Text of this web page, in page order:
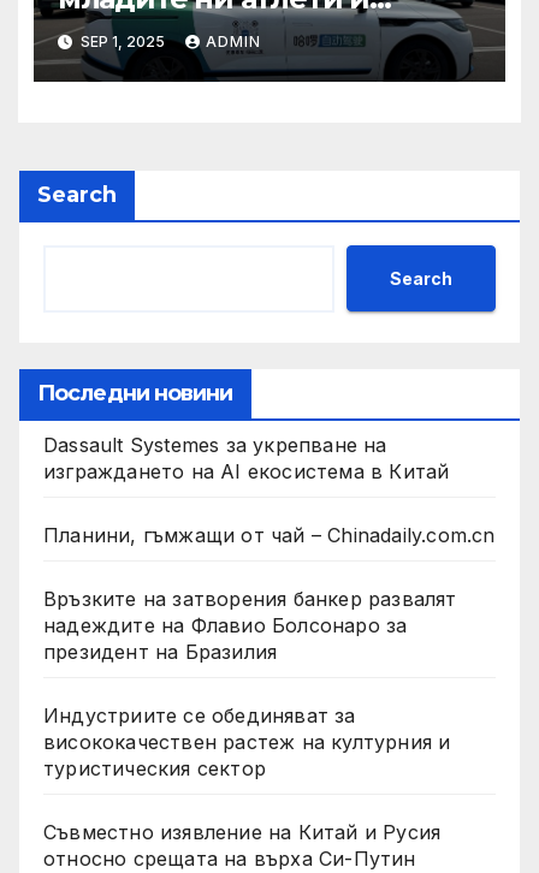
техните треньори имат
нужда от нашата подкрепа
и ние ще им я осигурим
SEP 1, 2025 ADMIN
Search
Search
Последни новини
Dassault Systemes за укрепване на
изграждането на AI екосистема в Китай
Планини, гъмжащи от чай – Chinadaily.com.cn
Връзките на затворения банкер развалят
надеждите на Флавио Болсонаро за
президент на Бразилия
Индустриите се обединяват за
висококачествен растеж на културния и
туристическия сектор
Съвместно изявление на Китай и Русия
относно срещата на върха Си-Путин